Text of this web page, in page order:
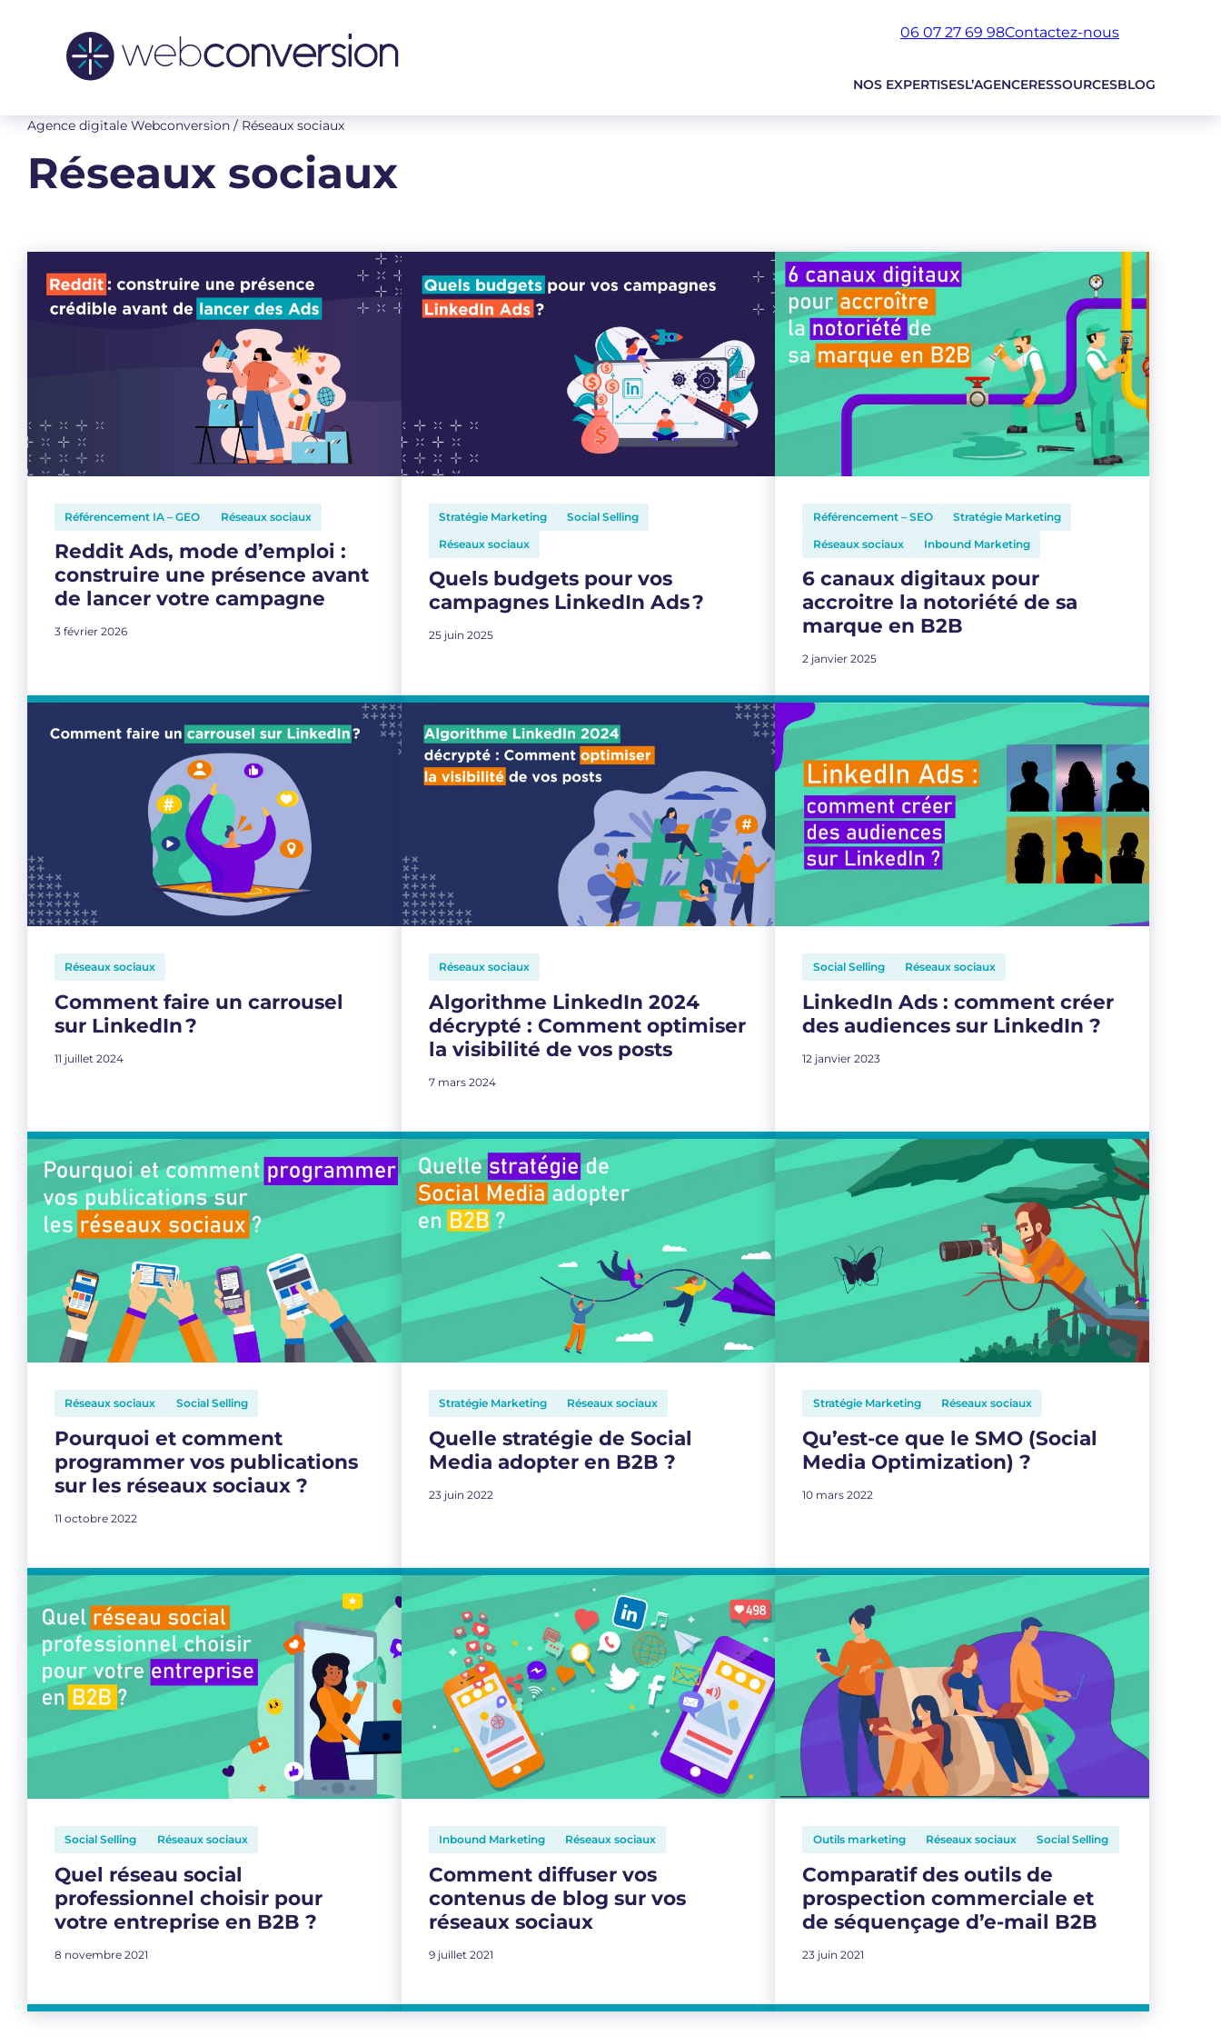
06 07 27 69 98Contactez-nous
NOS EXPERTISESL’AGENCERESSOURCESBLOG
Agence digitale Webconversion / Réseaux sociaux
Réseaux sociaux
Référencement IA – GEO Réseaux sociaux
Reddit Ads, mode d’emploi :
construire une présence avant
de lancer votre campagne
3 février 2026
Stratégie Marketing
Social Selling
Réseaux sociaux
Quels budgets pour vos
campagnes LinkedIn Ads ?
25 juin 2025
Référencement – SEO
Stratégie Marketing
Réseaux sociaux
Inbound Marketing
6 canaux digitaux pour
accroitre la notoriété de sa
marque en B2B
2 janvier 2025
Réseaux sociaux
Comment faire un carrousel
sur LinkedIn ?
11 juillet 2024
Réseaux sociaux
Algorithme LinkedIn 2024
décrypté : Comment optimiser
la visibilité de vos posts
7 mars 2024
Social Selling Réseaux sociaux
LinkedIn Ads : comment créer
des audiences sur LinkedIn ?
12 janvier 2023
Réseaux sociaux Social Selling
Pourquoi et comment
programmer vos publications
sur les réseaux sociaux ?
11 octobre 2022
Stratégie Marketing Réseaux sociaux
Quelle stratégie de Social
Media adopter en B2B ?
23 juin 2022
Stratégie Marketing Réseaux sociaux
Qu’est-ce que le SMO (Social
Media Optimization) ?
10 mars 2022
Social Selling Réseaux sociaux
Quel réseau social
professionnel choisir pour
votre entreprise en B2B ?
8 novembre 2021
Inbound Marketing Réseaux sociaux
Comment diffuser vos
contenus de blog sur vos
réseaux sociaux
9 juillet 2021
Outils marketing Réseaux sociaux Social Selling
Comparatif des outils de
prospection commerciale et
de séquençage d’e-mail B2B
23 juin 2021